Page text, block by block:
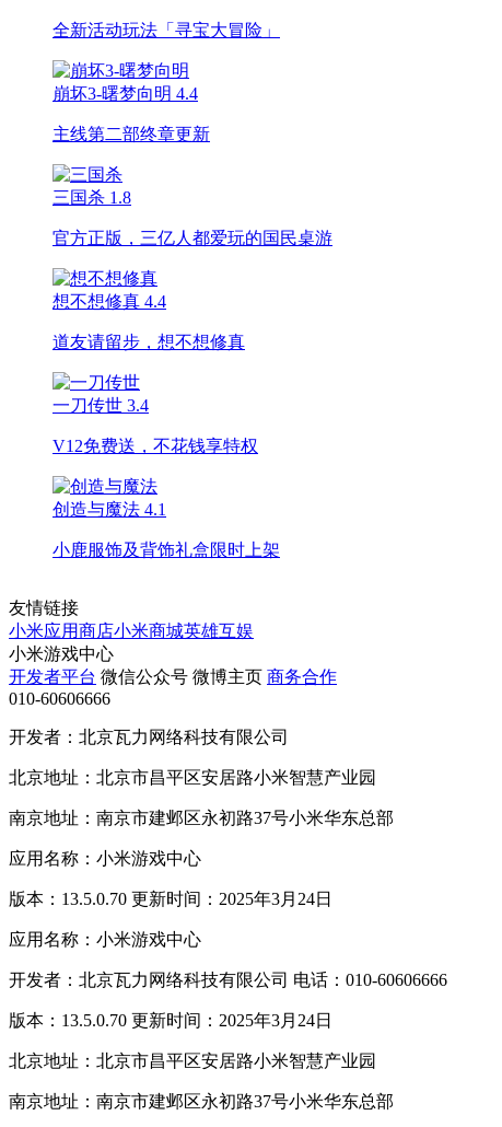
全新活动玩法「寻宝大冒险」
崩坏3-曙梦向明 4.4
主线第二部终章更新
三国杀 1.8
官方正版，三亿人都爱玩的国民桌游
想不想修真 4.4
道友请留步，想不想修真
一刀传世 3.4
V12免费送，不花钱享特权
创造与魔法 4.1
小鹿服饰及背饰礼盒限时上架
友情链接
小米应用商店小米商城英雄互娱
小米游戏中心
开发者平台 微信公众号 微博主页 商务合作
010-60606666
开发者：北京瓦力网络科技有限公司
北京地址：北京市昌平区安居路小米智慧产业园
南京地址：南京市建邺区永初路37号小米华东总部
应用名称：小米游戏中心
版本：13.5.0.70 更新时间：2025年3月24日
应用名称：小米游戏中心
开发者：北京瓦力网络科技有限公司 电话：010-60606666
版本：13.5.0.70 更新时间：2025年3月24日
北京地址：北京市昌平区安居路小米智慧产业园
南京地址：南京市建邺区永初路37号小米华东总部